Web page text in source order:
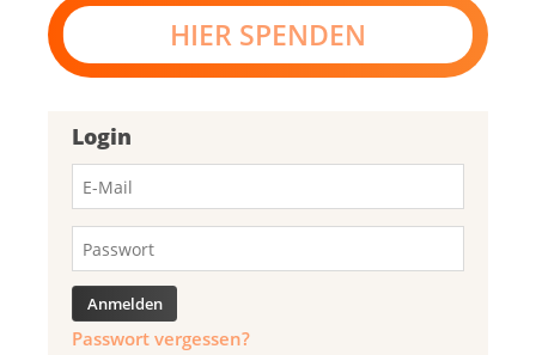
HIER SPENDEN
Login
Passwort vergessen?